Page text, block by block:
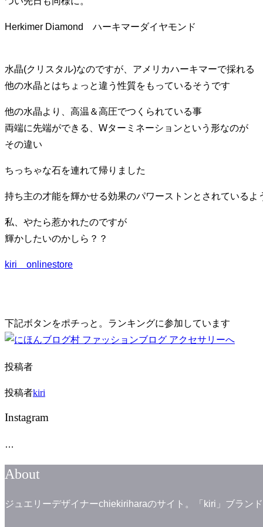
り
Herkimer Diamond ハーキマーダイヤモンド
水晶(クリスタル)なのですが、アメリカハーキマーで採れる
他の水晶とはちょっと違う性質をもっているそうです
他の水晶より、高温＆高圧でつくられている事
両端に先端ができる、Wターミネーションという形なのが
その違い
ちっちゃな石を連れて帰りました
持ち主の才能を輝かせる効果のパワーストンとされているよ
私、やたら惹かれたのですが
輝かしたいのかしら？？
kiri onlinestore
下記ボタンをポチっと。ランキングに参加しています
投稿者
投稿者kiri
Instagram
…
About
ジュエリーデザイナーchiekiriharaのサイト。「kiri」ブラン